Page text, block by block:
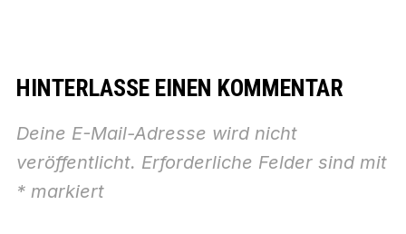
HINTERLASSE EINEN KOMMENTAR
Deine E-Mail-Adresse wird nicht
veröffentlicht. Erforderliche Felder sind mit
*markiert